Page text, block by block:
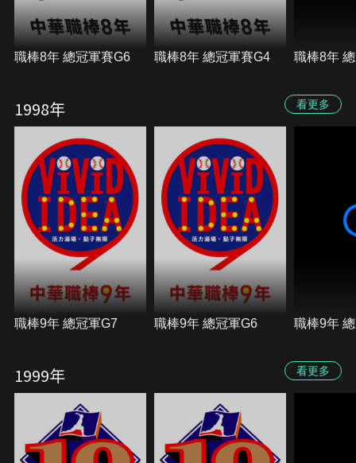
職棒8年 總冠軍賽G6 職棒8年 總冠軍賽G4 職棒8年
1998年 看更多
職棒9年 總冠軍G7 職棒9年 總冠軍G6 職棒9年
1999年 看更多